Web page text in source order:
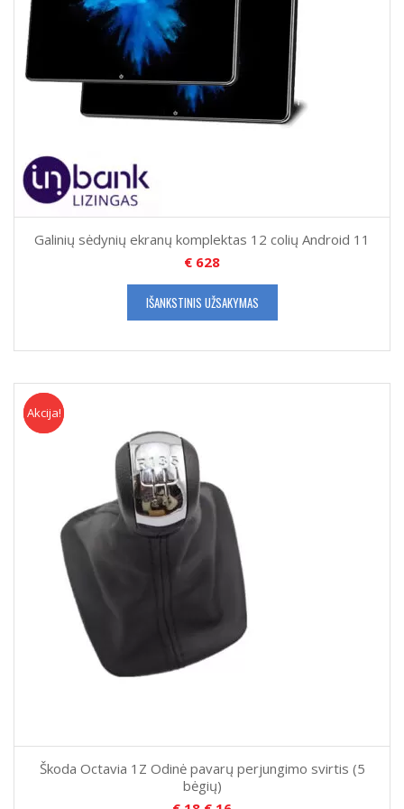
Galinių sėdynių ekranų komplektas 12 colių Android 11
€ 628
IŠANKSTINIS UŽSAKYMAS
Akcija
Akcija!
Škoda Octavia 1Z Odinė pavarų perjungimo svirtis (5
bėgių)